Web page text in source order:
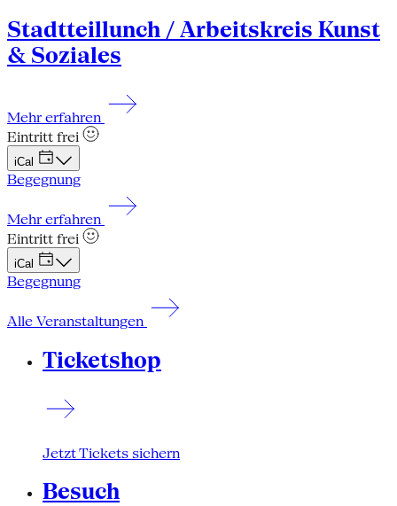
Stadtteillunch / Arbeitskreis Kunst
& Soziales
Mehr erfahren
Eintritt frei
iCal
Begegnung
Mehr erfahren
Eintritt frei
iCal
Begegnung
Alle Veranstaltungen
Ticketshop
Jetzt Tickets sichern
Besuch